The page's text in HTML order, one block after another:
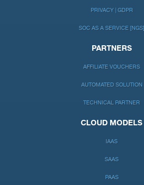
PRIVACY | GDPR
SOC AS A SERVICE [NGS]
PARTNERS
AFFILIATE VOUCHERS
AUTOMATED SOLUTION
TECHNICAL PARTNER
CLOUD MODELS
IAAS
SAAS
PAAS